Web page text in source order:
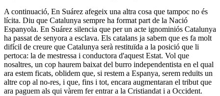
A continuació, En Suárez afegeix una altra cosa que tampoc no és
lícita. Diu que Catalunya sempre ha format part de la Nació
Espanyola. En Suárez silencia que per un acte ignominiós Catalunya
ha passat de senyora a esclava. Els catalans ja sabem que es fa molt
difícil de creure que Catalunya serà restituïda a la posició que li
pertoca: la de mestressa i conductora d'aquest Estat. Vol que
nosaltres, un cop haurem baixat del burro independentista en el qual
ara estem ficats, oblidem que, si restem a Espanya, serem reduïts un
altre cop al no-res, i que, fins i tot, encara augmentaran el tribut que
ara paguem als qui vàrem fer entrar a la Cristiandat i a Occident.